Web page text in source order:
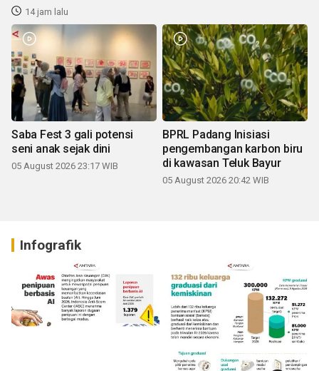
14 jam lalu
Saba Fest 3 gali potensi
seni anak sejak dini
05 August 2026 23:17 WIB
BPRL Padang Inisiasi
pengembangan karbon biru
di kawasan Teluk Bayur
05 August 2026 20:42 WIB
Infografik